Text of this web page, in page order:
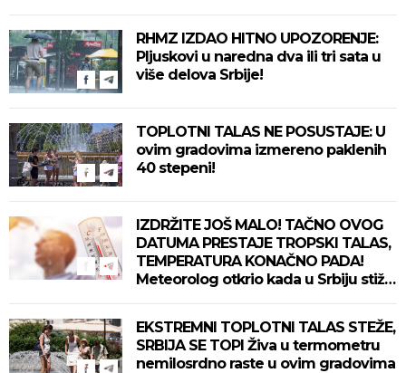
RHMZ IZDAO HITNO UPOZORENJE:
Pljuskovi u naredna dva ili tri sata u
više delova Srbije!
TOPLOTNI TALAS NE POSUSTAJE: U
ovim gradovima izmereno paklenih
40 stepeni!
IZDRŽITE JOŠ MALO! TAČNO OVOG
DATUMA PRESTAJE TROPSKI TALAS,
TEMPERATURA KONAČNO PADA!
Meteorolog otkrio kada u Srbiju stiže
EKSTREMNI TOPLOTNI TALAS STEŽE,
SRBIJA SE TOPI Živa u termometru
nemilosrdno raste u ovim gradovima